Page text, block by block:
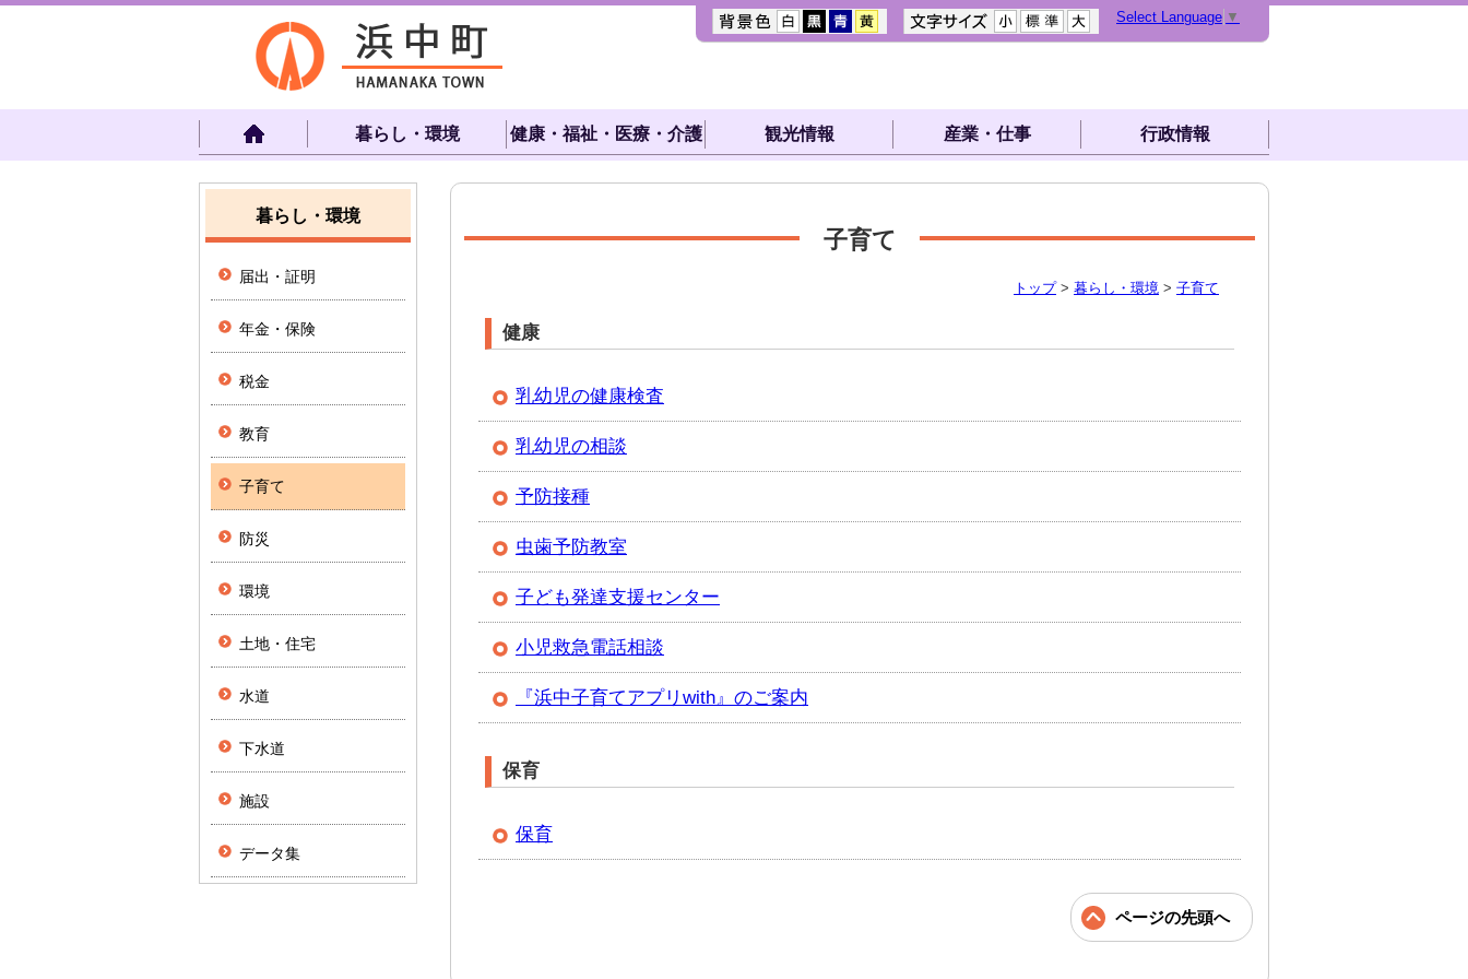
Select Language ▼
暮らし・環境 健康・福祉・医療・介護 観光情報 産業・仕事 行政情報
子育て
トップ> 暮らし・環境 > 子育て
健康
乳幼児の健康検査
乳幼児の相談
予防接種
虫歯予防教室
子ども発達支援センター
小児救急電話相談
『浜中子育­てアプリw­ith』のご案内
保育
保育
ページの先頭へ
暮らし・環境
届出・証明
年金・保険
税金
教育
子育て
防災
環境
土地・住宅
水道
下水道
施設
データ集